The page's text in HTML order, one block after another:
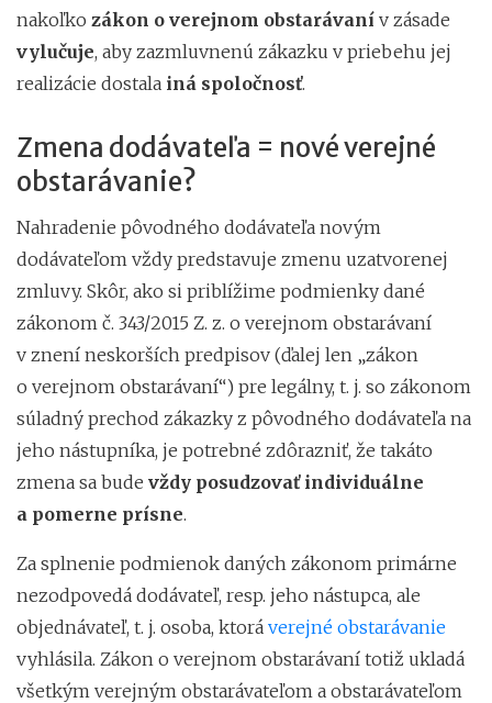
nakoľko zákon o verejnom obstarávaní v zásade
vylučuje, aby zazmluvnenú zákazku v priebehu jej
realizácie dostala iná spoločnosť.
Zmena dodávateľa = nové verejné
obstarávanie?
Nahradenie pôvodného dodávateľa novým
dodávateľom vždy predstavuje zmenu uzatvorenej
zmluvy. Skôr, ako si priblížime podmienky dané
zákonom č. 343/2015 Z. z. o verejnom obstarávaní
v znení neskorších predpisov (ďalej len „zákon
o verejnom obstarávaní“) pre legálny, t. j. so zákonom
súladný prechod zákazky z pôvodného dodávateľa na
jeho nástupníka, je potrebné zdôrazniť, že takáto
zmena sa bude vždy posudzovať individuálne
a pomerne prísne.
Za splnenie podmienok daných zákonom primárne
nezodpovedá dodávateľ, resp. jeho nástupca, ale
objednávateľ, t. j. osoba, ktorá verejné obstarávanie
vyhlásila. Zákon o verejnom obstarávaní totiž ukladá
všetkým verejným obstarávateľom a obstarávateľom